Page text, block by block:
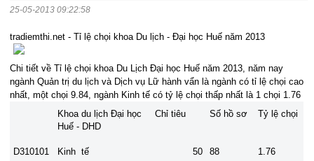
25-05-2013 09:22:58
tradiemthi.net - Tỉ lệ chọi khoa Du lịch - Đại học Huế năm 2013
Chi tiết về Tỉ lệ chọi khoa Du Lịch Đại học Huế năm 2013, năm nay
ngành Quản trị du lịch và Dịch vụ Lữ hành vẩn là ngành có tỉ lệ chọi cao
nhất, một chọi 9.84, ngành Kinh tế có tỷ lệ chọi thấp nhất là 1 chọi 1.76
Khoa du lịch Đại học
Huế - DHD
Chỉ tiêu Số hồ sơ Tỷ lệ chọi
D310101 Kinh tế 50 88 1.76